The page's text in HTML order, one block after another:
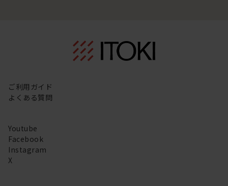
ご利用ガイド
よくある質問
Youtube
Facebook
Instagram
X